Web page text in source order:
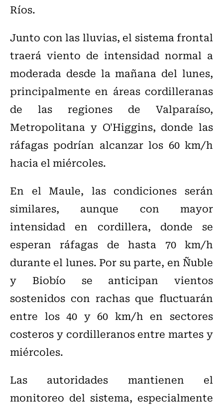
Ríos.
Junto con las lluvias, el sistema frontal
traerá viento de intensidad normal a
moderada desde la mañana del lunes,
principalmente en áreas cordilleranas
de las regiones de Valparaíso,
Metropolitana y O'Higgins, donde las
ráfagas podrían alcanzar los 60 km/h
hacia el miércoles.
En el Maule, las condiciones serán
similares, aunque con mayor
intensidad en cordillera, donde se
esperan ráfagas de hasta 70 km/h
durante el lunes. Por su parte, en Ñuble
y Biobío se anticipan vientos
sostenidos con rachas que fluctuarán
entre los 40 y 60 km/h en sectores
costeros y cordilleranos entre martes y
miércoles.
Las autoridades mantienen el
monitoreo del sistema, especialmente